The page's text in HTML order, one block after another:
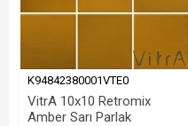
K94842380001VTE0
VitrA 10x10 Retromix
Amber Sarı Parlak